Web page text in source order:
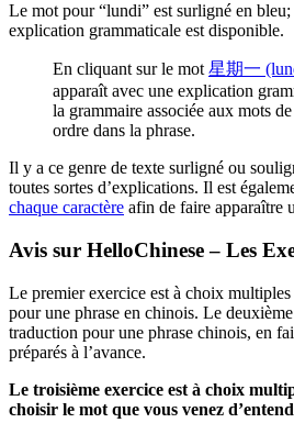
Le mot pour “lundi” est surligné en bleu;
explication grammaticale est disponible.
En cliquant sur le mot星期一
apparaît avec une explication
la grammaire associée aux mots
ordre dans la phrase.
Il y a ce genre de texte surligné ou
toutes sortes d’explications. Il est
chaque caractère afin de faire apparaître
Avis sur HelloChinese – Les
Le premier exercice est à choix
pour une phrase en chinois. Le
traduction pour une phrase chinois, en
préparés à l’avance.
Le troisième exercice est à choix
choisir le mot que vous venez